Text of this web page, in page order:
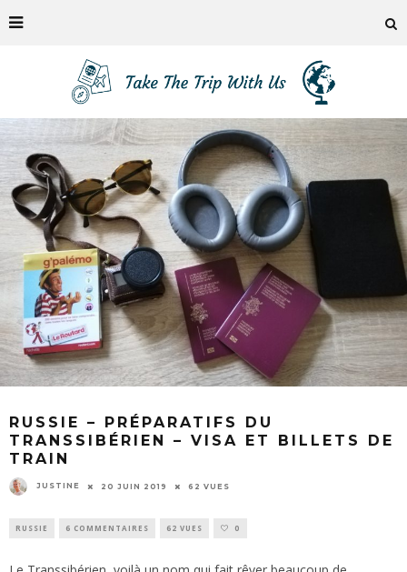
RUSSIE – PRÉPARATIFS DU
TRANSSIBÉRIEN – VISA ET BILLETS DE
TRAIN
JUSTINE 20 JUIN 2019 62 VUES
RUSSIE 6 COMMENTAIRES 62 VUES 0